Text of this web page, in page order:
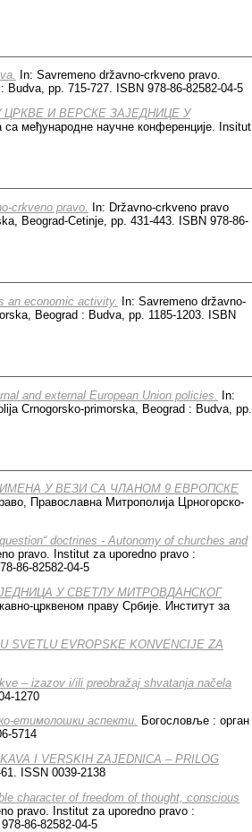
In: Savremeno državno-crkveno pravo.
pp. 715-727. ISBN 978-86-82582-04-5
И ВЕРСКЕ ЗАЈЕДНИЦЕ У
са међународне научне конференције. Insitut
crkveno pravo.
In: Državno-crkveno pravo
Beograd-Cetinje, pp. 431-443. ISBN 978-86-
an economic activity.
In: Savremeno državno-
Beograd : Budva, pp. 1185-1203. ISBN
and external European Union policies.
In:
Crnogorsko-primorska, Beograd : Budva, pp.
У ВЕЗИ СА ЧЛАНОМ 9 ЕВРОПСКЕ
Православна Митрополија Црногорско-
doctrines - Autonomy of churches and
pravo. Institut za uporedno pravo :
86-82582-04-5
У СВЕТЛУ МИТРОВДАНСКОГ
црквеном праву Србије. Институт за
SVETLU EVROPSKE KONVENCIJE ZA
– izazov i/ili preobražaj shvatanja načela
1270
етимолошки аспекти. Богословље : орган
5714
I VERSKIH ZAJEDNICA – PRILOG
ISSN 0039-2138
character of freedom of thought, conscious
pravo. Institut za uporedno pravo :
86-82582-04-5